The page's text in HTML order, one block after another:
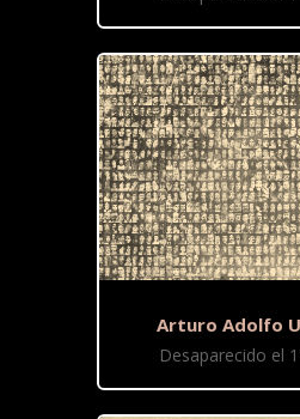
Arturo Adolfo
Desaparecido el